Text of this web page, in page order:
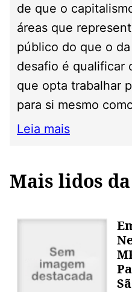
de que o
áreas que
público do que o
desafio é qualificar
que opta trabalhar
para si mesmo
Leia mais
Mais lidos